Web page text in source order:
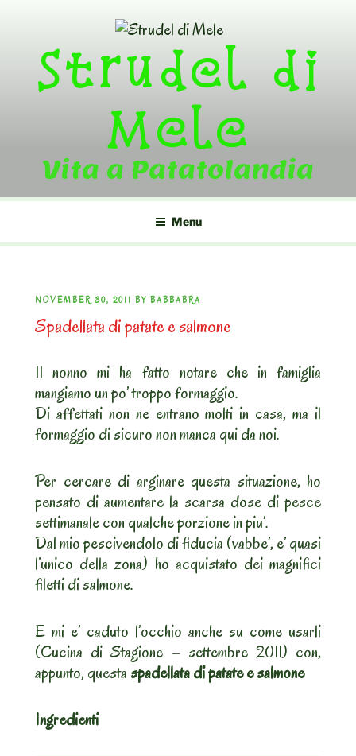
contentStrudel di
Mele
Vita a Patatolandia
Menu
POSTED
ON
NOVEMBER 30, 2011 BY BABBABRA
Spadellata di patate e salmone
Il nonno mi ha fatto notare che in famiglia
mangiamo un po’ troppo formaggio.
Di affettati non ne entrano molti in casa, ma il
formaggio di sicuro non manca qui da noi.
Per cercare di arginare questa situazione, ho
pensato di aumentare la scarsa dose di pesce
settimanale con qualche porzione in piu’.
Dal mio pescivendolo di fiducia (vabbe’, e’ quasi
l’unico della zona) ho acquistato dei magnifici
filetti di salmone.
E mi e’ caduto l’occhio anche su come usarli
(Cucina di Stagione – settembre 2011) con,
appunto, questa spadellata di patate e salmone
Ingredienti